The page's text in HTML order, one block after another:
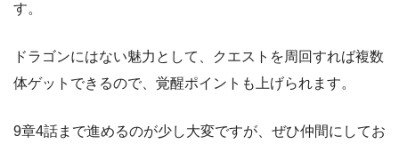
す。
ドラゴンにはない魅力として、クエストを周回すれば複数
体ゲットできるので、覚醒ポイントも上げられます。
9章4話まで進めるのが少し大変ですが、ぜひ仲間にしてお